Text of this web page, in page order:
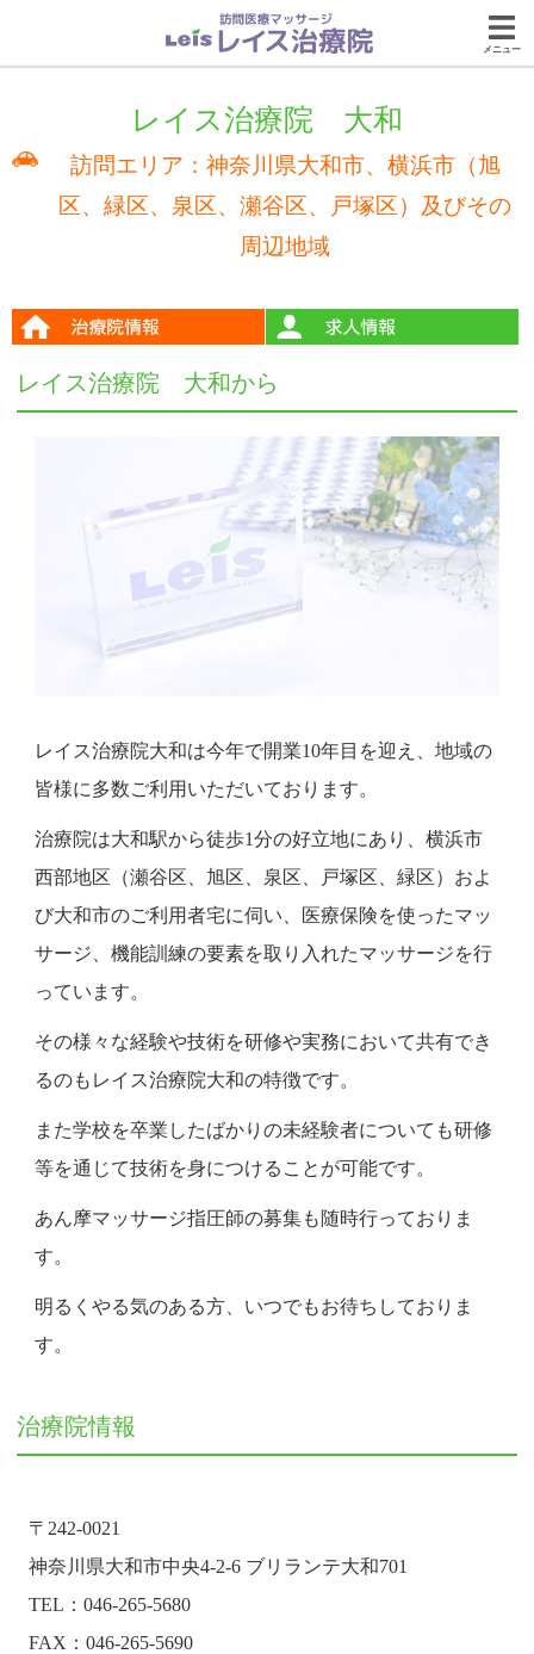
メニュー
レイス治療院 大和
訪問エリア：神奈川県大和市、横浜市（旭
区、緑区、泉区、瀬谷区、戸塚区）及びその
周辺地域
レイス治療院 大和から
レイス治療院大和は今年で開業10年目を迎え、地域の
皆様に多数ご利用いただいております。
治療院は大和駅から徒歩1分の好立地にあり、横浜市
西部地区（瀬谷区、旭区、泉区、戸塚区、緑区）およ
び大和市のご利用者宅に伺い、医療保険を使ったマッ
サージ、機能訓練の要素を取り入れたマッサージを行
っています。
その様々な経験や技術を研修や実務において共有でき
るのもレイス治療院大和の特徴です。
また学校を卒業したばかりの未経験者についても研修
等を通じて技術を身につけることが可能です。
あん摩マッサージ指圧師の募集も随時行っておりま
す。
明るくやる気のある方、いつでもお待ちしておりま
す。
治療院情報
〒242-0021
神奈川県大和市中央4-2-6 ブリランテ大和701
TEL：046-265-5680
FAX：046-265-5690